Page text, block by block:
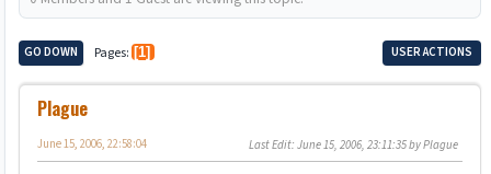
GO DOWN Pages 1 USER ACTIONS
Plague
June 15, 2006, 22:58:04 Last Edit: June 15, 2006, 23:11:35 by Plague